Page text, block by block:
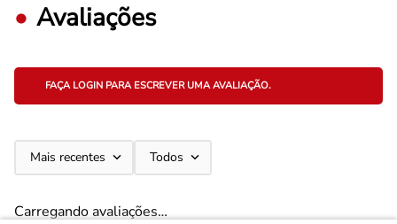
Avaliações
FAÇA LOGIN PARA ESCREVER UMA AVALIAÇÃO.
Mais recentes Todos
Carregando avaliações…